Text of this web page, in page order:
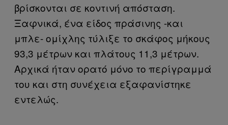
βρίσκονται σε κοντινή απόσταση.
Ξαφνικά, ένα είδος πράσινης -και
μπλε- ομίχλης τύλιξε το σκάφος μήκους
93,3 μέτρων και πλάτους 11,3 μέτρων.
Αρχικά ήταν ορατό μόνο το περίγραμμά
του και στη συνέχεια εξαφανίστηκε
εντελώς.